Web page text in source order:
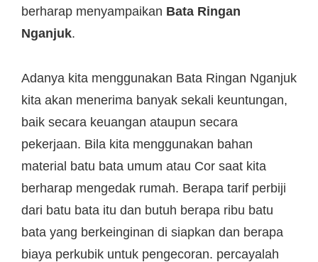
berharap menyampaikan Bata Ringan
Nganjuk.
Adanya kita menggunakan Bata Ringan Nganjuk
kita akan menerima banyak sekali keuntungan,
baik secara keuangan ataupun secara
pekerjaan. Bila kita menggunakan bahan
material batu bata umum atau Cor saat kita
berharap mengedak rumah. Berapa tarif perbiji
dari batu bata itu dan butuh berapa ribu batu
bata yang berkeinginan di siapkan dan berapa
biaya perkubik untuk pengecoran. percayalah